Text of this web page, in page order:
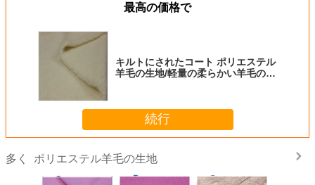
最高の価格で
キルトにされたコート ポリエステル
羊毛の生地/軽量の柔らかい羊毛の生
続行
多く ポリエステル羊毛の生地